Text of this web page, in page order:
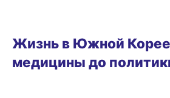
Жизнь в Южной
медицины до